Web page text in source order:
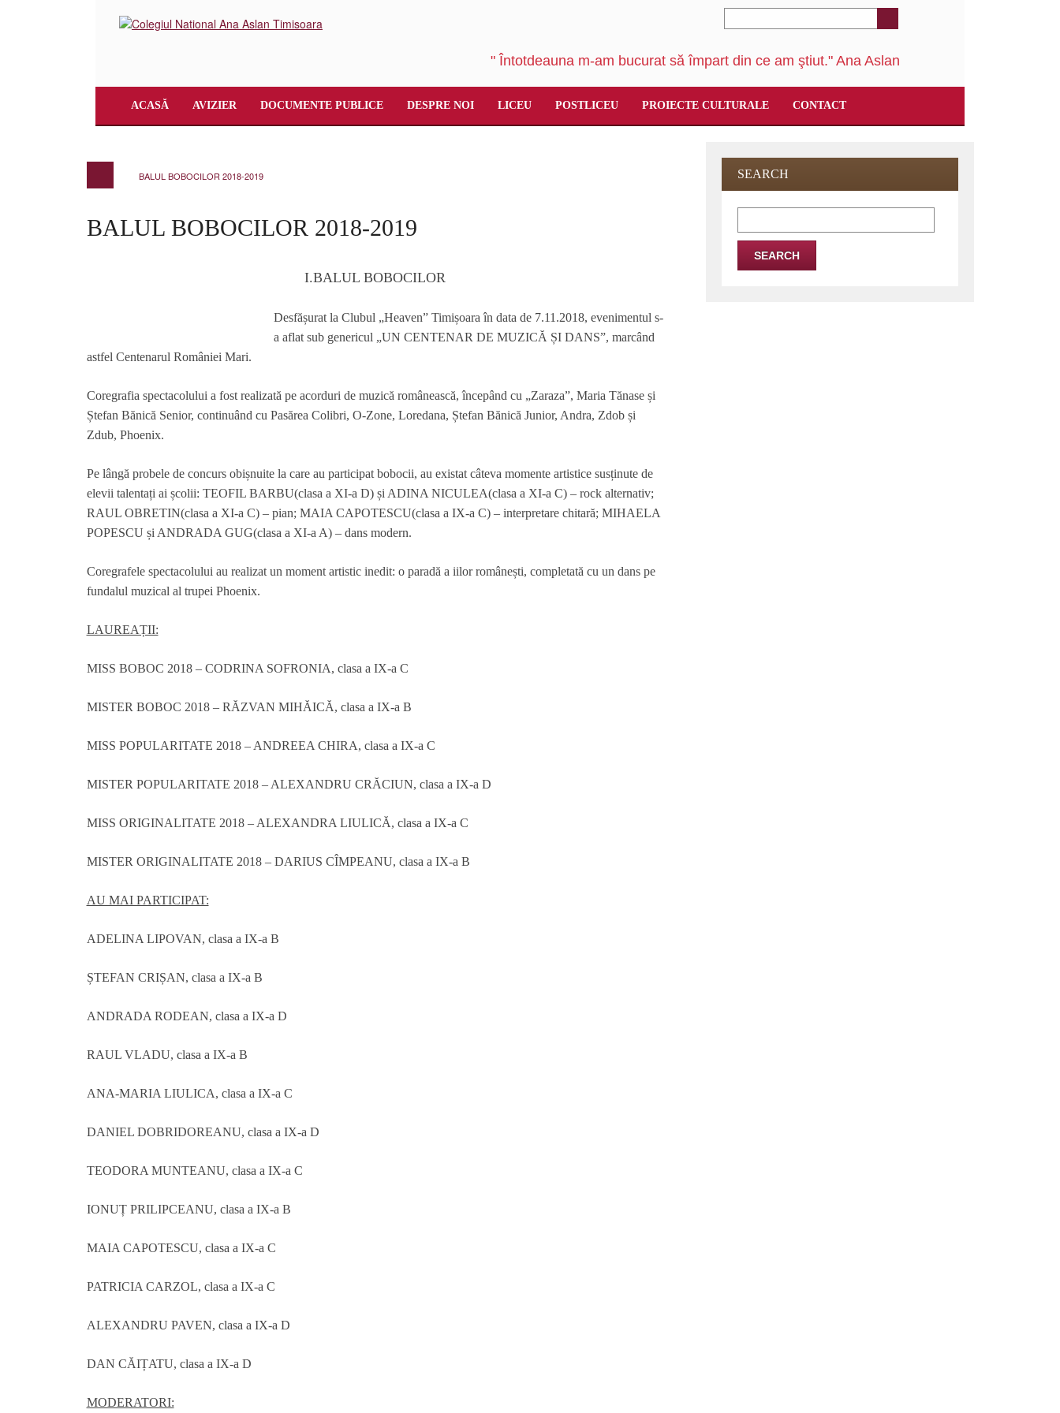
" Întotdeauna m-am bucurat să împart din ce am ştiut." Ana Aslan
ACASĂ AVIZIER DOCUMENTE PUBLICE DESPRE NOI LICEU POSTLICEU PROIECTE CULTURALE CONTACT
BALUL BOBOCILOR 2018-2019
BALUL BOBOCILOR 2018-2019
I.BALUL BOBOCILOR
Desfășurat la Clubul „Heaven” Timișoara în data de 7.11.2018, evenimentul s-
a aflat sub genericul „UN CENTENAR DE MUZICĂ ȘI DANS”, marcând
astfel Centenarul României Mari.
Coregrafia spectacolului a fost realizată pe acorduri de muzică românească, începând cu „Zaraza”, Maria Tănase și
Ștefan Bănică Senior, continuând cu Pasărea Colibri, O-Zone, Loredana, Ștefan Bănică Junior, Andra, Zdob și
Zdub, Phoenix.
Pe lângă probele de concurs obișnuite la care au participat bobocii, au existat câteva momente artistice susținute de
elevii talentați ai școlii: TEOFIL BARBU(clasa a XI-a D) și ADINA NICULEA(clasa a XI-a C) – rock alternativ;
RAUL OBRETIN(clasa a XI-a C) – pian; MAIA CAPOTESCU(clasa a IX-a C) – interpretare chitară; MIHAELA
POPESCU și ANDRADA GUG(clasa a XI-a A) – dans modern.
Coregrafele spectacolului au realizat un moment artistic inedit: o paradă a iilor românești, completată cu un dans pe
fundalul muzical al trupei Phoenix.
LAUREAȚII:
MISS BOBOC 2018 – CODRINA SOFRONIA, clasa a IX-a C
MISTER BOBOC 2018 – RĂZVAN MIHĂICĂ, clasa a IX-a B
MISS POPULARITATE 2018 – ANDREEA CHIRA, clasa a IX-a C
MISTER POPULARITATE 2018 – ALEXANDRU CRĂCIUN, clasa a IX-a D
MISS ORIGINALITATE 2018 – ALEXANDRA LIULICĂ, clasa a IX-a C
MISTER ORIGINALITATE 2018 – DARIUS CÎMPEANU, clasa a IX-a B
AU MAI PARTICIPAT:
ADELINA LIPOVAN, clasa a IX-a B
ȘTEFAN CRIȘAN, clasa a IX-a B
ANDRADA RODEAN, clasa a IX-a D
RAUL VLADU, clasa a IX-a B
ANA-MARIA LIULICA, clasa a IX-a C
DANIEL DOBRIDOREANU, clasa a IX-a D
TEODORA MUNTEANU, clasa a IX-a C
IONUȚ PRILIPCEANU, clasa a IX-a B
MAIA CAPOTESCU, clasa a IX-a C
PATRICIA CARZOL, clasa a IX-a C
ALEXANDRU PAVEN, clasa a IX-a D
DAN CĂIȚATU, clasa a IX-a D
MODERATORI:
SEARCH
for: